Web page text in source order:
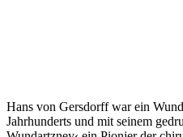
Hans von Gersdorff war ein
Jahrhunderts und mit seinem